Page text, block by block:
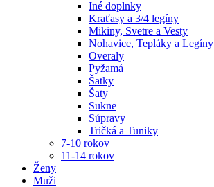
Iné doplnky
Kraťasy a 3/4 legíny
Mikiny, Svetre a Vesty
Nohavice, Tepláky a Legíny
Overaly
Pyžamá
Šatky
Šaty
Sukne
Súpravy
Tričká a Tuniky
7-10 rokov
11-14 rokov
Ženy
Muži